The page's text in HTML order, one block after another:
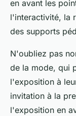
en avant les
l'interactivité, la
des supports
N'oubliez pas
de la mode, qui
l'exposition à
invitation à la
l'exposition en